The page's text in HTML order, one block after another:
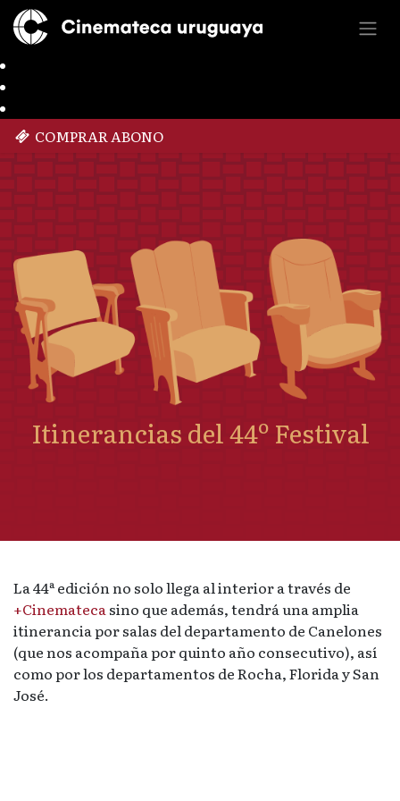
COMPRAR ABONO
Itinerancias del 44º Festival
La 44ª edición no solo llega al interior a través de
+Cinematecasino que además, tendrá una amplia
itinerancia por salas del departamento de Canelones
(que nos acompaña por quinto año consecutivo), así
como por los departamentos de Rocha, Florida y San
José.